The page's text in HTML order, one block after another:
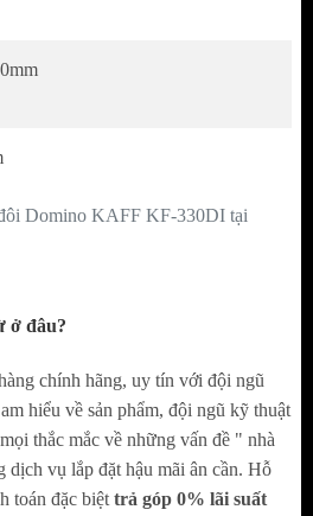
khăn hơn trong việc chọn
một chiếc bếp điện từ ưng
nỗi lo của khách hàng,
phẩm bếp điện từ Domino
một thiết kế hoàn toàn mới
thông minh, thiết kế châu
Domino KAFF KF-330DI tại
ở đâu?
chính hãng, uy tín với đội ngũ
hiểu về sản phẩm, đội ngũ kỹ thuật
thắc mắc về những vấn đề " nhà
dịch vụ lắp đặt hậu mãi ân cần. Hỗ
toán đặc biệt trả góp 0% lãi suất